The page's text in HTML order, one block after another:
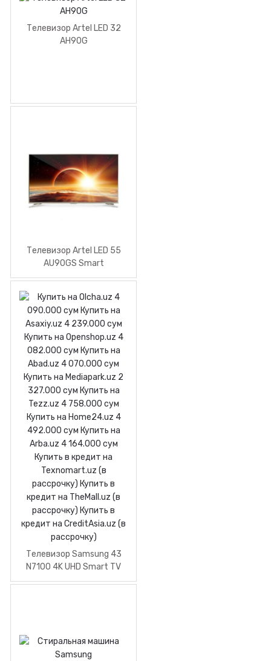
Телевизор Artel LED 32
AH90G
Телевизор Artel LED 55
AU90GS Smart
Телевизор Samsung 43
N7100 4K UHD Smart TV